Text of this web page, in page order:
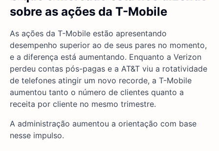
sobre as ações da T-Mobile
As ações da T-Mobile estão apresentando
desempenho superior ao de seus pares no momento,
e a diferença está aumentando. Enquanto a Verizon
perdeu contas pós-pagas e a AT&T viu a rotatividade
de telefones atingir um novo recorde, a T-Mobile
aumentou tanto o número de clientes quanto a
receita por cliente no mesmo trimestre.
A administração aumentou a orientação com base
nesse impulso.